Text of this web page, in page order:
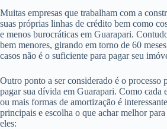
Muitas empresas que trabalham com a
suas próprias linhas de crédito bem como
e menos burocráticas em Guarapari.
bem menores, girando em torno de 60
casos não é o suficiente para pagar seu
Outro ponto a ser considerado é o processo
pagar sua dívida em Guarapari. Como cada
ou mais formas de amortização é
principais e escolha o que achar melhor
eles: